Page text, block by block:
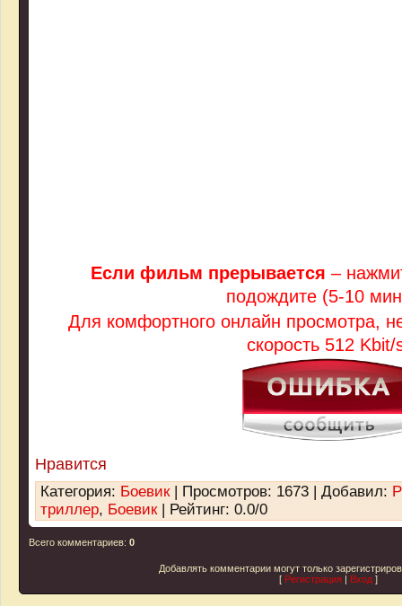
Если фильм прерывается –
подождите (5-10
Для комфортного онлайн просмотра,
скорость 512 Kbit/
Нравится
Категория: Боевик| Просмотров: 1673 | Добавил:
триллер, Боевик| Рейтинг: 0.0/0
Всего комментариев: 0
Добавлять комментарии могут только
[ Регистрация | Вход ]